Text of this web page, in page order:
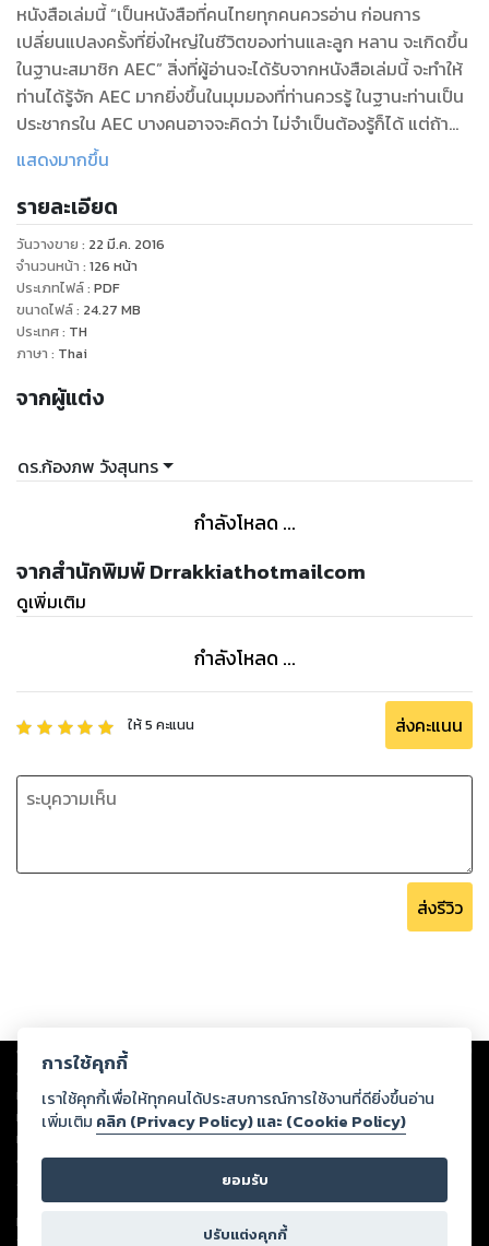
หนังสือเล่มนี้ “เป็นหนังสือที่คนไทยทุกคนควรอ่าน ก่อนการ
เปลี่ยนแปลงครั้งที่ยิ่งใหญ่ในชีวิตของท่านและลูก หลาน จะเกิดขึ้น
ในฐานะสมาชิก AEC” สิ่งที่ผู้อ่านจะได้รับจากหนังสือเล่มนี้ จะทำให้
ท่านได้รู้จัก AEC มากยิ่งขึ้นในมุมมองที่ท่านควรรู้ ในฐานะท่านเป็น
ประชากรใน AEC บางคนอาจจะคิดว่า ไม่จำเป็นต้องรู้ก็ได้ แต่ถ้า
ท่านไม่รู้ ท่านจะเป็นพลเมือง “หลังเขา” ใน AEC แต่ถ้าท่านรู้ จะ
ปัญหาทุกวันนี้ ผู้คนจำนวนมากยังมีความคิดว่า “ไม่จำเป็นต้องรู้
อะไรมากก็ได้เกี่ยวกับ AEC เพราะรัฐบาลคงดำเนินการแทนเรา แต่
ท่านรู้ไหมว่าความคิดนั้น...ผิด...เพราะจะมีคนจำนวนประมาณ 650
ล้านคน ที่ต้องมาใช้สังคมร่วมกับท่านในอนาคต” ท่านมีโอกาสถูก
เขาเบียดได้ในพื้นที่ของท่านถ้าท่านยังไม่ปรับตัว
ผู้เขียนเชื่อมั่นว่า หนังสือเล่มนี้จะเป็นอาวุธสมองให้กับท่าน เพื่อ
รัก จากผลของการที่ประเทศไทยเป็นสมาชิก AEC ในสิ้นปีนี้
การและเกี่ยวข้องกับ AEC แทนเรา หลังจากนั้นเริ่มมีข้อมูลเกี่ยว
เราคิดนั้น มันผิด มันไม่ใช่อย่างที่เราคิด ถึงแม้ว่าเราจะอยู่ของเราใน
บ้านของเรา แต่จะมีประชากรจากอีก 9 ประเทศในอาเซียน จำนวน
เกือบ 600 ล้านคน ที่พวกเขาสามารถเข้ามาใช้ชีวิตร่วมในสังคม
ประเทศไทยกับพวกเรา ในบ้านของเรา...”
ในเมื่อผู้เขียนเคยไม่สนใจเกี่ยวกับ AEC มาก่อน เหมือนกับหลายๆ
คนแต่หลังจากได้ศึกษาข้อมูลมากพอแล้ว จึงเข้าใจว่าบางสิ่ง บาง
อย่าง จำเป็นที่คนไทยเราควรจะรู้จริงๆ และผู้เขียนก็คิดว่าหนังสือ
เล่มนี้ จะช่วยให้ผู้อ่านทุกท่าน สามารถนำความรู้นี้ มาปรับใช้กับการ
แสดงมากขึ้น
รายละเอียด
วันวางขาย : 22 มี.ค. 2016
จำนวนหน้า : 126 หน้า
ประเภทไฟล์: PDF
ขนาดไฟล์: 24.27 MB
ประเทศ: TH
ภาษา : Thai
จากผู้แต่ง
ดร.ก้องภพ วังสุนทร
กำลังโหลด ...
จากสำนักพิมพ์ Drrakkiathotmailcom
ดูเพิ่มเติม
กำลังโหลด ...
ให้5 คะแนน ส่งคะแนน
ส่งรีวิว
Copyright © 2026
ต่อผลงานหรือเนื้อหาใดที่อัปโหลดผ่านเว็บไซต์และปรากฏว่าละเมิดสิทธิใน
ทรัพย์สินทางปัญญาของบุคคลอื่นหรือขัดต่อกฎหมายและศีลธรรม ดังนั้น ผู้อ่าน
ทุกท่านโปรดใช้วิจารณญาณในการกลั่นกรองด้วยตนเอง และหากท่านพบว่าส่วน
หนึ่งส่วนใดขัดต่อกฎหมายและศีลธรรม กรุณาแจ้งมายังบริษัท เพื่อทีมงานจะได้
ดำเนินการในทันที ทั้งนี้ ทางสตอรี่ล็อกขอสงวนลิขสิทธิ์ตามพระราชบัญญัติ
ลิขสิทธิ์ พ.ศ. 2537 (ฉบับล่าสุด)
For support: member@ookbee.com
การใช้คุกกี้
เราใช้คุกกี้เพื่อให้ทุกคนได้ประสบการณ์การใช้งานที่ดียิ่งขึ้นอ่าน
เพิ่มเติม คลิก (Privacy Policy) และ (Cookie Policy)
ยอมรับ
ปรับแต่งคุกกี้